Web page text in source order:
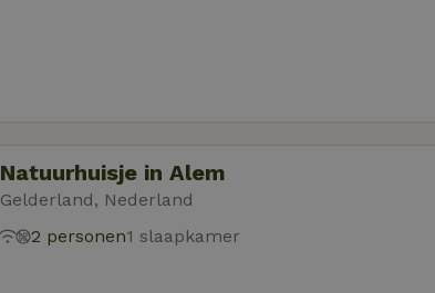
Natuurhuisje in Alem
Gelderland, Nederland
2 personen1 slaapkamer